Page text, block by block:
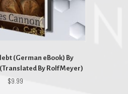
(German eBook) By
By Rolf Meyer)
$9.99